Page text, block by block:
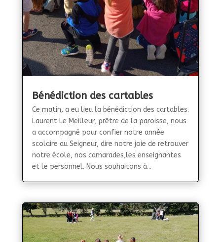
Bénédiction des cartables
Ce matin, a eu lieu la bénédiction des cartables.
Laurent Le Meilleur, prêtre de la paroisse, nous
a accompagné pour confier notre année
scolaire au Seigneur, dire notre joie de retrouver
notre école, nos camarades,les enseignantes
et le personnel. Nous souhaitons à...